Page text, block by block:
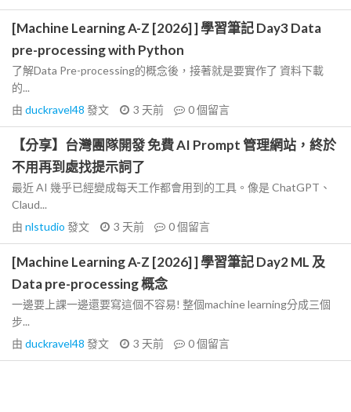
[Machine Learning A-Z [2026] ] 學習筆記 Day3 Data
pre-processing with Python
了解Data Pre-processing的概念後，接著就是要實作了 資料下載
的...
由 duckravel48 發文 3 天前 0個留言
【分享】台灣團隊開發 免費 AI Prompt 管理網站，終於
不用再到處找提示詞了
最近 AI 幾乎已經變成每天工作都會用到的工具。像是 ChatGPT、
Claud...
由 nlstudio 發文 3 天前 0個留言
[Machine Learning A-Z [2026] ] 學習筆記 Day2 ML 及
Data pre-processing 概念
一邊要上課一邊還要寫這個不容易! 整個machine learning分成三個
步...
由 duckravel48 發文 3 天前 0個留言